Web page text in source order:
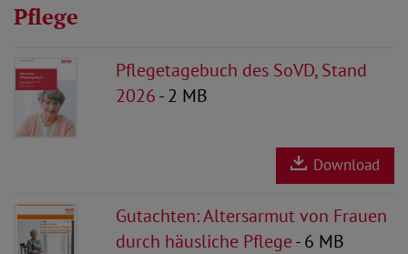
Pflege
Pflegetagebuch des SoVD, Stand
2026- 2 MB
Download
Gutachten: Altersarmut von Frauen
durch häusliche Pflege- 6 MB